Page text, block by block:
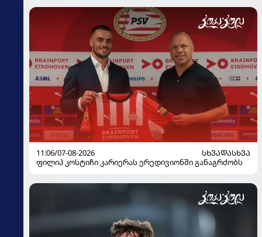
11:06/07-08-2026
ᲡᲮᲕᲐᲓᲐᲡᲮᲕᲐ
ფილიპ კოსტიჩი კარიერას ერედივიონში განაგრძობს